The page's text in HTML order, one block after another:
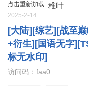
点击重新加载 稚叶
2025-2-14
[大陆][综艺][战至
+衍生][国语无字
标无水印]
访问码：faa0